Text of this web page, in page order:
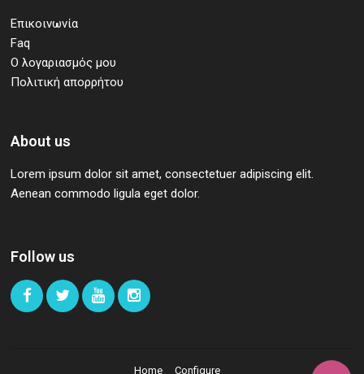
Επικοινωνία
Faq
Ο λογαριασμός μου
Πολιτική απορρήτου
About us
Lorem ipsum dolor sit amet, consectetuer adipiscing elit.
Aenean commodo ligula eget dolor.
Follow us
Home Configure